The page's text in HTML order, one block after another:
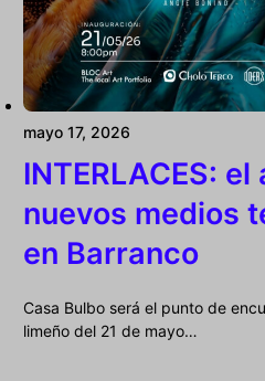
mayo 17, 2026
INTERLACES:
nuevos medios
en Barranco
Casa Bulbo será el punto de
limeño del 21 de mayo…